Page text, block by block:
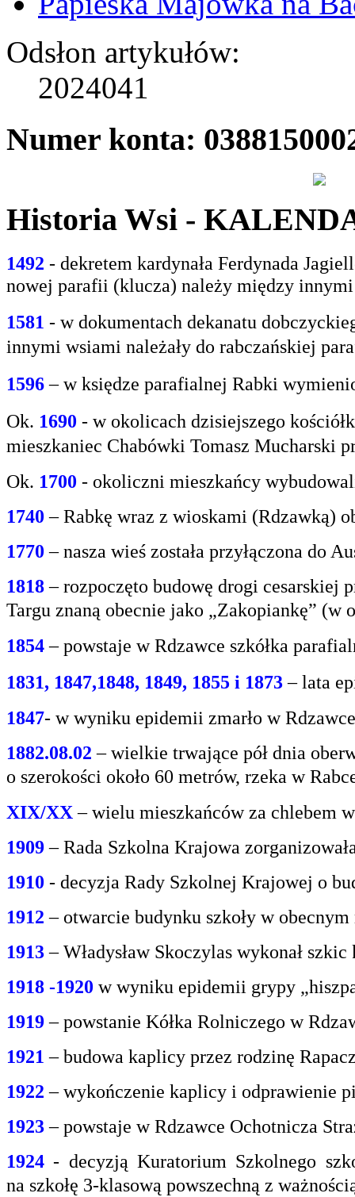
Odsłon artykułów:
2024041
Numer konta:
Historia Wsi -
1492 - dekretem kardynała Ferdynada
nowej parafii (klucza) należy między
1581 - wdokumentach dekanatu
innymi wsiami należały do rabczańskiej
1596– w księdze parafialnej Rabki
Ok. 1690 - w okolicach dzisiejszego
mieszkaniec Chabówki Tomasz Mucharski
Ok. 1700 - okoliczni mieszkańcy
1740 – Rabkę wraz z wioskami (Rdzawką)
1770 – nasza wieś została przyłączona do
1818– rozpoczęto budowę drogi cesarskiej
Targu znaną obecnie jako „Zakopiankę” (w
1854 – powstaje w Rdzawce szkółka
1831, 1847,1848, 1849, 1855 i 1873 – lata
1847- w wyniku epidemii zmarło w
1882.08.02 – wielkie trwające pół dnia
o szerokości około 60 metrów, rzeka w
XIX/XX– wielu mieszkańców za chlebem
1909 – Rada Szkolna Krajowa
1910 - decyzja Rady Szkolnej Krajowej o
1912 – otwarcie budynku szkoły w
1913– Władysław Skoczylas wykonał
1918 -1920 w wyniku epidemii grypy
1919– powstanie Kółka Rolniczego w
1921 – budowa kaplicy przez rodzinę
1922 – wykończenie kaplicy i odprawienie
1923– powstaje w Rdzawce Ochotnicza
1924 - decyzją Kuratorium Szkolnego
na szkołę 3-klasową powszechną z